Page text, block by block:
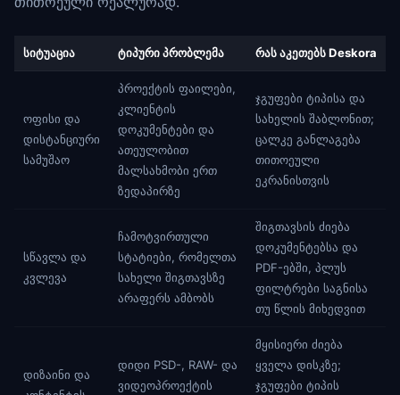
სიტუაცია ტიპური პრობლემა რას აკეთებს Deskora
ოფისი და
დისტანციური
სამუშაო
პროექტის ფაილები,
კლიენტის
დოკუმენტები და
ათეულობით
მალსახმობი ერთ
ზედაპირზე
ჯგუფები ტიპისა და
სახელის შაბლონით;
ცალკე განლაგება
თითოეული
ეკრანისთვის
სწავლა და
კვლევა
ჩამოტვირთული
სტატიები, რომელთა
სახელი შიგთავსზე
არაფერს ამბობს
შიგთავსის ძიება
დოკუმენტებსა და
PDF-ებში, პლუს
ფილტრები საგნისა
თუ წლის მიხედვით
დიზაინი და
დიდი PSD-, RAW- და
ვიდეოპროექტის
მყისიერი ძიება
ყველა დისკზე;
ჯგუფები ტიპის